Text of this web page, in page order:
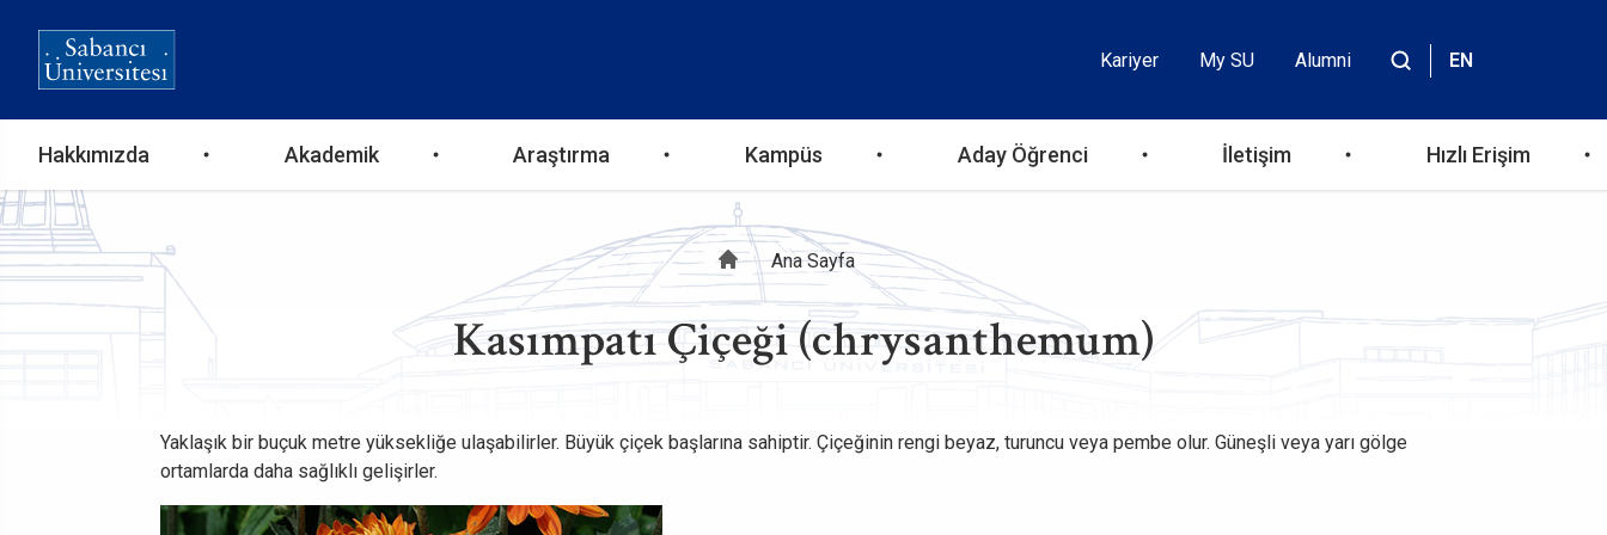
Header
Top
Kariyer My SU
Alumni
EN
Ana
gezinti
menüsü
Hakkımızda Akademik Araştırma Kampüs Aday Öğrenci İletişim Hızlı Erişim
Sayfa
yolu
Ana Sayfa
Kasımpatı Çiçeği (chrysanthemum)
Yaklaşık bir buçuk metre yüksekliğe ulaşabilirler. Büyük çiçek başlarına sahiptir. Çiçeğinin rengi beyaz, turuncu veya pembe olur. Güneşli veya yarı gölge
ortamlarda daha sağlıklı gelişirler.